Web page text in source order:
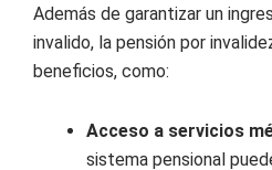
Además de garantizar un
invalido, la pensión por
beneficios, como:
Acceso a servicios
sistema pensional